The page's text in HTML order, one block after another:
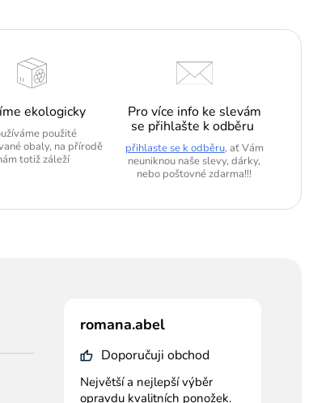
ekologicky
použité
obaly, na přírodě
totiž záleží
Pro více info ke slevám
se přihlašte k odběru
přihlaste se k odběru, ať Vám
neuniknou naše slevy, dárky,
nebo poštovné zdarma!!!
romana.abel
Doporučuji obchod
Největší a nejlepší výběr
opravdu kvalitních ponožek.